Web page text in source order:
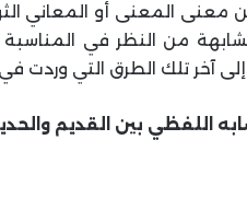
المعنى أو المعاني
من النظر في المناسبة
إلى آخر تلك الطرق التي وردت
اللفظي بين القديم